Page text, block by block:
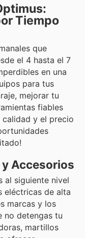
Tiempo
que
el 4 hasta el 7
en una
para tus
mejorar tu
fiables
y el precio
Accesorios
al siguiente nivel
eléctricas de alta
marcas y los
no detengas tu
martillos